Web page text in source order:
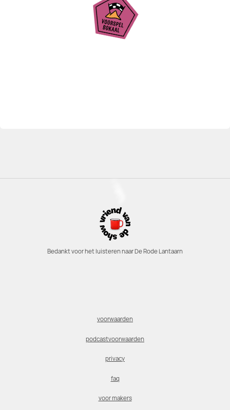
Bedankt voor het luisteren naar De Rode Lantaarn
voorwaarden
podcastvoorwaarden
privacy
faq
voor makers